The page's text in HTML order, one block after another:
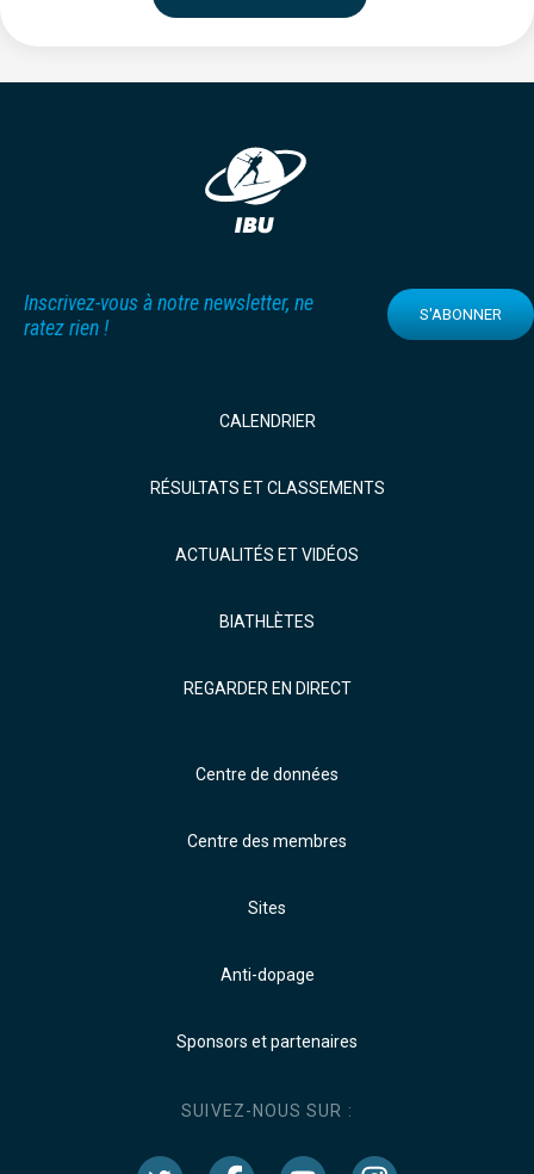
Inscrivez-vous à notre newsletter, ne
ratez rien !
S'ABONNER
CALENDRIER
RÉSULTATS ET CLASSEMENTS
ACTUALITÉS ET VIDÉOS
BIATHLÈTES
REGARDER EN DIRECT
Centre de données
Centre des membres
Sites
Anti-dopage
Sponsors et partenaires
SUIVEZ-NOUS SUR :